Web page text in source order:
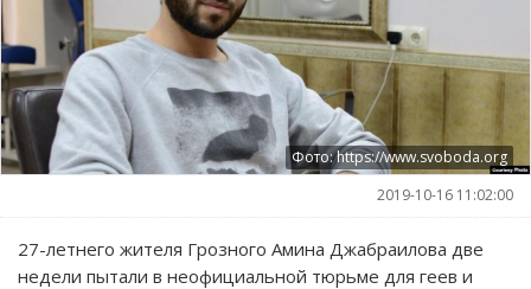
Фото: https://www.svoboda.org
2019-10-16 11:02:00
27-летнего жителя Грозного Амина Джабраилова две
недели пытали в неофициальной тюрьме для геев и